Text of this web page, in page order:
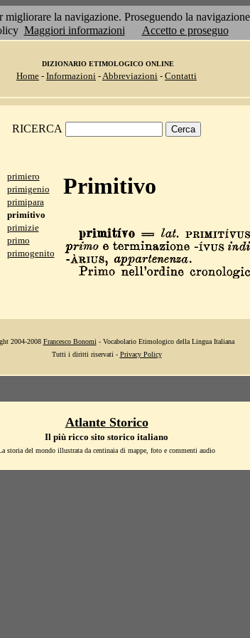
la navigazione. Proseguendo la
Maggiori informazioni Accetto e proseguo
DIZIONARIO ETIMOLOGICO ONLINE
Home - Informazioni -Abbreviazioni - Contatti
RICERCA
primiero
primigenio
primipara
primitivo
primizie
primo
primogenito
Primitivo
2004-2008 Francesco Bonomi - Vocabolario Etimologico della Lingua Italiana
Tutti i diritti riservati - Privacy Policy
Atlante Storico
Il più ricco sito storico italiano
storia del mondo illustrata da centinaia di mappe, foto e commenti audio